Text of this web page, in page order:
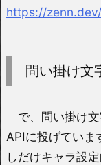
https://
問い掛け文
で、問い掛け
APIに投げていま
しだけキャラ設